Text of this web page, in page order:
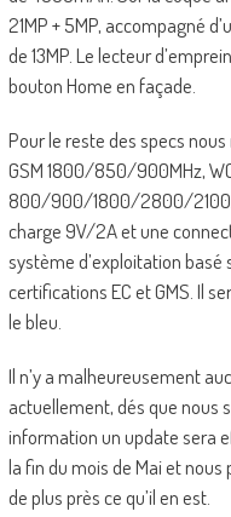
21MP + 5MP, accompagné
de 13MP. Le lecteur
bouton Home en façade.
Pour le reste des specs
GSM 1800/850/900MHz,
800/900/1800/2800/2100/
charge 9V/2A et une
système d’exploitation basé
certifications EC et GMS. Il
le bleu.
Il n’y a malheureusement
actuellement, dés que nous
information un update sera
la fin du mois de Mai et
de plus près ce qu’il en est.